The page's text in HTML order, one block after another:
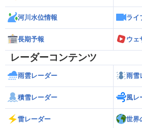
河川水位情報 ライ
長期予報 ウェ
レーダーコンテンツ
雨雲レーダー 雨雪
積雪レーダー 風レ
雷レーダー 世界